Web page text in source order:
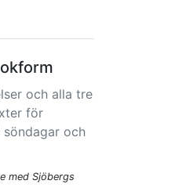
och alla tre
för
och
med Sjöbergs